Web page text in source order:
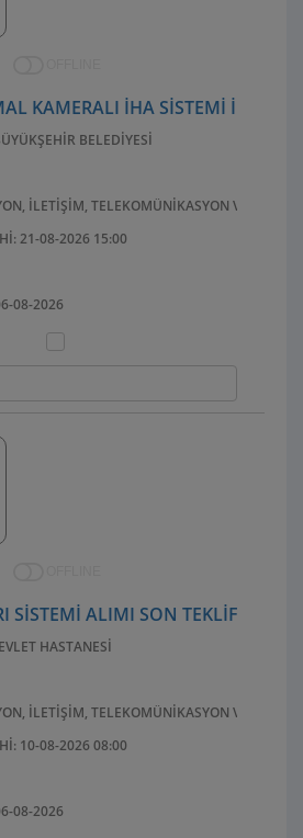
KAMERALI İHA SİSTEMİ İLE
BELEDIYESI
ILETIŞIM, TELEKOMÜNIKASYON VE ILGILI
21-08-2026 15:00
08-2026
SISTEMI ALIMI SON TEKLIF
HASTANESI
ILETIŞIM, TELEKOMÜNIKASYON VE ILGILI
10-08-2026 08:00
08-2026